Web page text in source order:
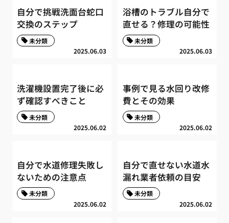
自分で挑戦洗面台蛇口
交換のステップ
2025.06.03
未分類
浴槽のトラブル自分で
直せる？修理の可能性
2025.06.03
未分類
洗濯機設置完了後に必
ず確認すべきこと
2025.06.02
未分類
事例で見る水回り改修
費とその効果
2025.06.02
未分類
自分で水道修理失敗し
ないための注意点
2025.06.02
未分類
自分で直せない水道水
漏れ業者依頼の目安
2025.06.02
未分類